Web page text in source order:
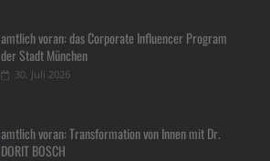
amtlich voran: das Corporate Influencer Program
der Stadt München
30. Juli 2026
amtlich voran: Transformation von Innen mit Dr.
DORIT BOSCH